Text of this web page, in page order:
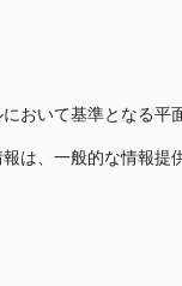
おいて基準となる平
は、一般的な情報提